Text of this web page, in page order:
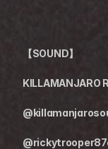
【SOUND】
KILLAMANJARO